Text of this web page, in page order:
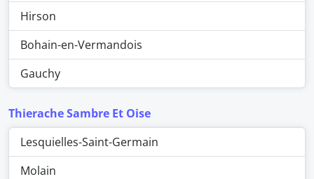
Hirson
Bohain-en-Vermandois
Gauchy
Thierache Sambre Et Oise
Lesquielles-Saint-Germain
Molain